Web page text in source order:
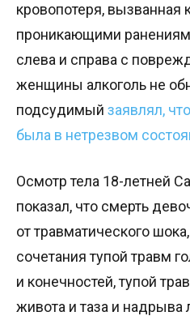
кровопотеря, вызванная
проникающими
слева и справа с
женщины алкоголь не
подсудимый заявлял,
была в нетрезвом
Осмотр тела 18-летней
показал, что смерть
от травматического
сочетания тупой травм
и конечностей, тупой
живота и таза и надрыва